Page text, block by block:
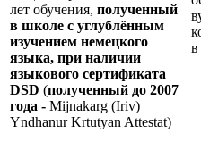
в
лет обучения, полученный
в школе с углублённым
изучением немецкого
языка, при наличии
языкового сертификата
DSD (полученный до 2007
года - Mijnakarg (Iriv)
Yndhanur Krtutyan Attestat)